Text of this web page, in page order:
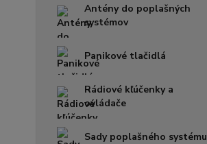
Antény do poplašných
systémov
Panikové tlačidlá
Rádiové kľúčenky a
ovládače
Sady poplašného systému